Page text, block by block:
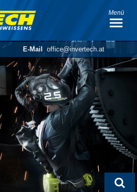
E-Mail office@invertech.at
Menü